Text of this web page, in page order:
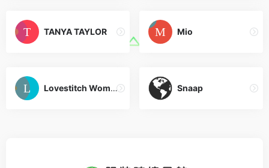
TANYA TAYLOR Mio
Lovestitch Women’s Clothing Snaap